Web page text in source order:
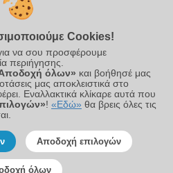
Cookies!
να σου προσφέρουμε
περιήγησης.
όλων» και βοήθησέ μας
μας αποκλειστικά στο
Εναλλακτικά κλίκαρε αυτά που
! «Εδώ» θα βρεις όλες τις
Αποδοχή επιλογών
όλων